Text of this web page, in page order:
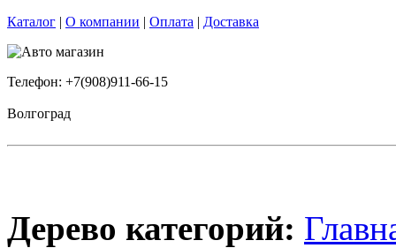
Каталог | О компании | Оплата | Доставка
Телефон: +7(908)911-66-15
Волгоград
Дерево категорий: